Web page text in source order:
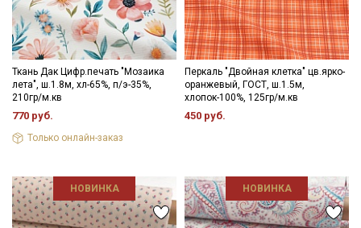
Ткань Дак Цифр.печать "Мозаика
лета", ш.1.8м, хл-65%, п/э-35%,
210гр/м.кв
770 руб.
Только онлайн-заказ
Перкаль "Двойная клетка" цв.ярко-
оранжевый, ГОСТ, ш.1.5м,
хлопок-100%, 125гр/м.кв
450 руб.
НОВИНКА НОВИНКА